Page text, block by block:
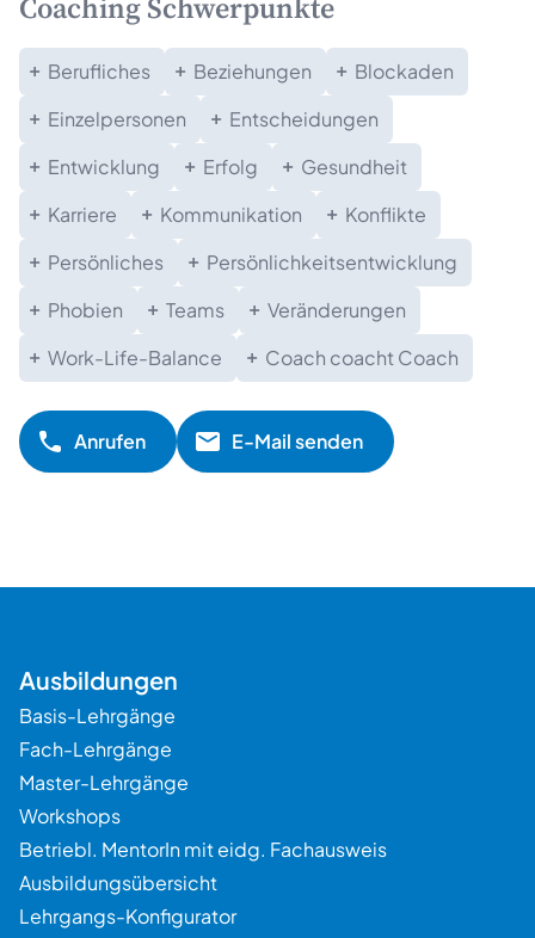
Coaching Schwerpunkte
Berufliches Beziehungen
Blockaden
Einzelpersonen
Entscheidungen
Entwicklung
Erfolg
Gesundheit
Karriere
Kommunikation
Konflikte
Persönliches
Persönlichkeitsentwicklung
Phobien
Teams
Veränderungen
Work-Life-Balance
Coach coacht Coach
Anrufen E-Mail senden
Ausbildungen
Basis-Lehrgänge
Fach-Lehrgänge
Master-Lehrgänge
Workshops
Betriebl. MentorIn mit eidg. Fachausweis
Ausbildungsübersicht
Lehrgangs-Konfigurator